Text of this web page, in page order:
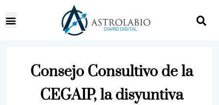
Consejo Consultivo de la
CEGAIP, la disyuntiva